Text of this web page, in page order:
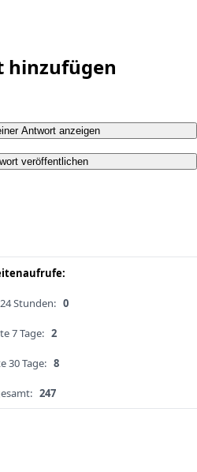
hinzufügen
Antwort anzeigen
veröffentlichen
Stunden: 0
7 Tage: 2
30 Tage: 8
247